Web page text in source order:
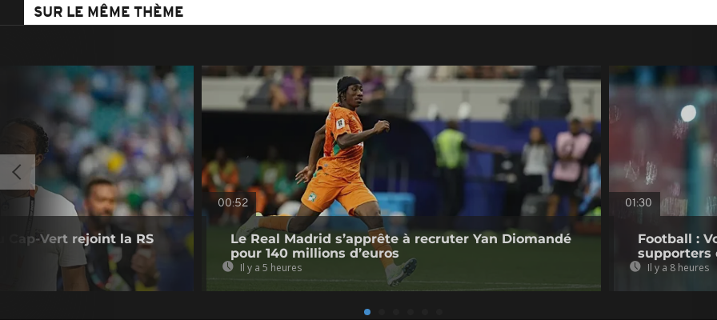
SUR LE MÊME THÈME
Cap-Vert rejoint la RS
00:52
Le Real Madrid s’apprête à recruter Yan Diomandé
pour 140 millions d’euros
Il y a 5 heures
01:30
Football :
supporters
Il y a 8 heures